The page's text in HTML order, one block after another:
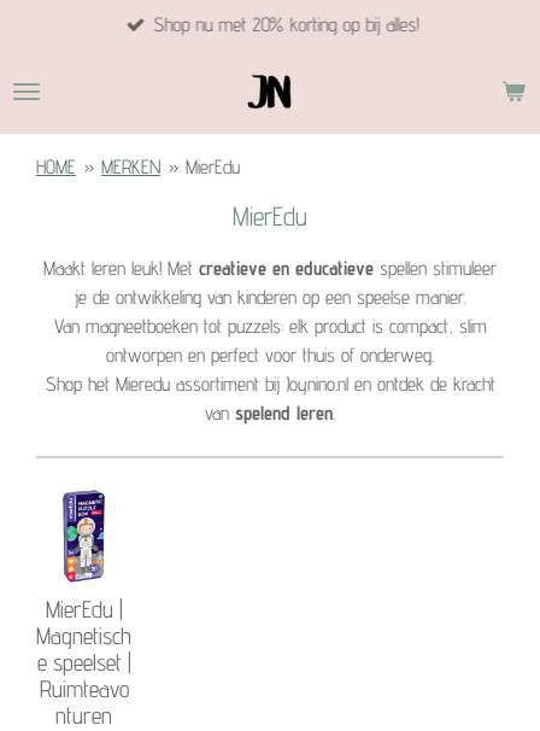
naar
hoofdinhoud
Shop nu met 20% korting op bij alles!
HOME » MERKEN » MierEdu
MierEdu
Maakt leren leuk! Met creatieve en educatieve spellen stimuleer
je de ontwikkeling van kinderen op een speelse manier.
Van magneetboeken tot puzzels: elk product is compact, slim
ontworpen en perfect voor thuis of onderweg.
Shop het Mieredu assortiment bij Joynino.nl en ontdek de kracht
van spelend leren
MierEdu |
Magnetisch
e speelset |
Ruimteavo
nturen